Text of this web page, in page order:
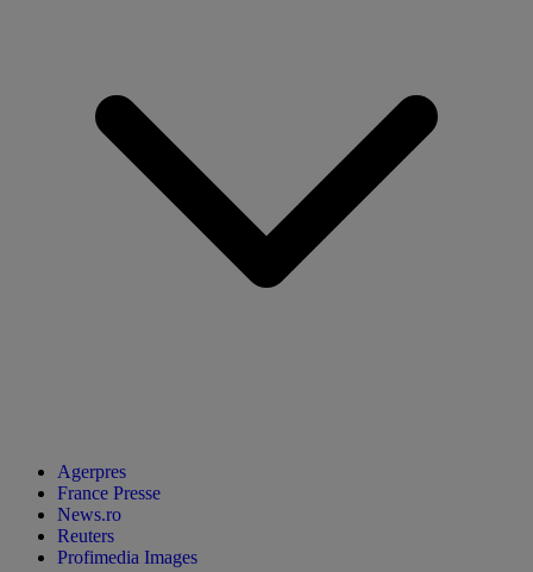
Agerpres
France Presse
News.ro
Reuters
Profimedia Images